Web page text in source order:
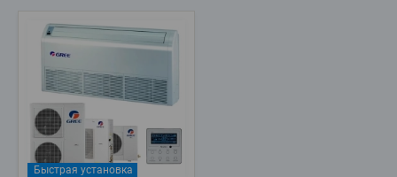
Быстрая установка